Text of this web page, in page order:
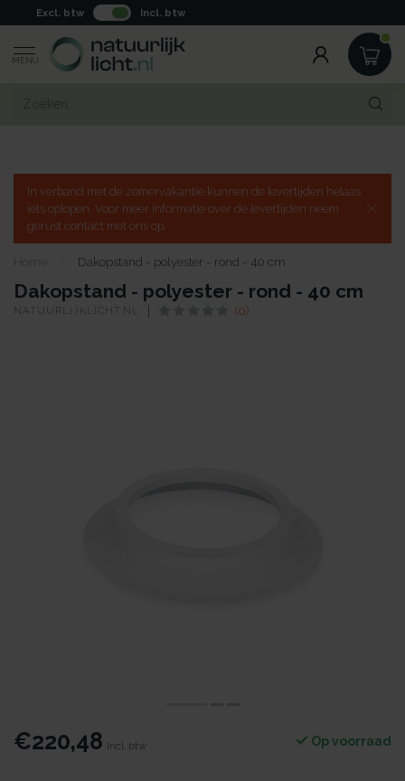
Excl. btw Incl. btw
MENU
In verband met de zomervakantie kunnen de levertijden helaas
iets oplopen. Voor meer informatie over de levertijden neem
gerust contact met ons op.
Home Dakopstand - polyester - rond - 40 cm
Dakopstand - polyester - rond - 40 cm
NATUURLIJKLICHT.NL (0)
€220,48 Incl. btw Op voorraad